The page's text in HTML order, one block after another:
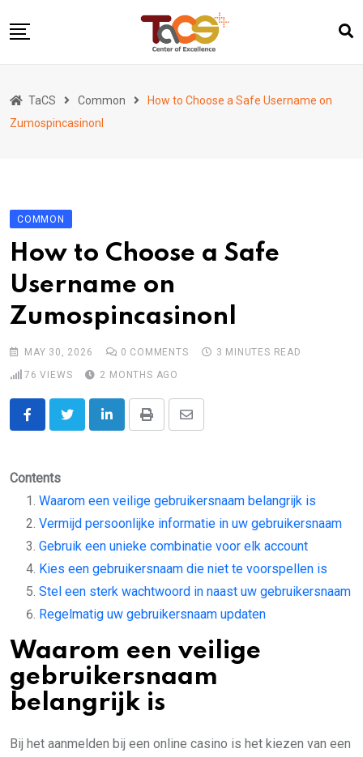
to
About us
Researches
Collaboration
TaCS Channel
TaCS Common
How to Choose a Safe Username on
Zumospincasinonl
COMMON
How to Choose a Safe
Username on
Zumospincasinonl
MAY 30, 2026 0 COMMENTS
3 MINUTES READ
76 VIEWS 2 MONTHS AGO
LinkedInPrint
Share
Contents
Waarom een veilige gebruikersnaam belangrijk is
Vermijd persoonlijke informatie in uw gebruikersnaam
Gebruik een unieke combinatie voor elk account
Kies een gebruikersnaam die niet te voorspellen is
Stel een sterk wachtwoord in naast uw gebruikersnaam
Regelmatig uw gebruikersnaam updaten
Waarom een veilige
gebruikersnaam
belangrijk is
Bij het aanmelden bij een online casino is het kiezen van een